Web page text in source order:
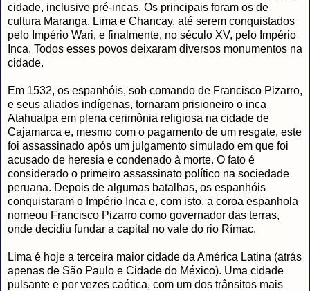
cidade, inclusive pré-incas. Os principais foram os de
cultura Maranga, Lima e Chancay, até serem conquistados
pelo Império Wari, e finalmente, no século XV, pelo Império
Inca. Todos esses povos deixaram diversos monumentos na
cidade.
Em 1532, os espanhóis, sob comando de Francisco Pizarro,
e seus aliados indígenas, tornaram prisioneiro o inca
Atahualpa em plena cerimônia religiosa na cidade de
Cajamarca e, mesmo com o pagamento de um resgate, este
foi assassinado após um julgamento simulado em que foi
acusado de heresia e condenado à morte. O fato é
considerado o primeiro assassinato político na sociedade
peruana. Depois de algumas batalhas, os espanhóis
conquistaram o Império Inca e, com isto, a coroa espanhola
nomeou Francisco Pizarro como governador das terras,
onde decidiu fundar a capital no vale do rio Rímac.
Lima é hoje a terceira maior cidade da América Latina (atrás
apenas de São Paulo e Cidade do México). Uma cidade
pulsante e por vezes caótica, com um dos trânsitos mais